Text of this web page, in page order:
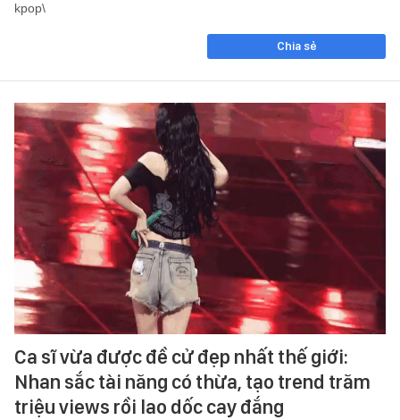
kpop\
Chia sẻ
Ca sĩ vừa được đề cử đẹp nhất thế giới:
Nhan sắc tài năng có thừa, tạo trend trăm
triệu views rồi lao dốc cay đắng